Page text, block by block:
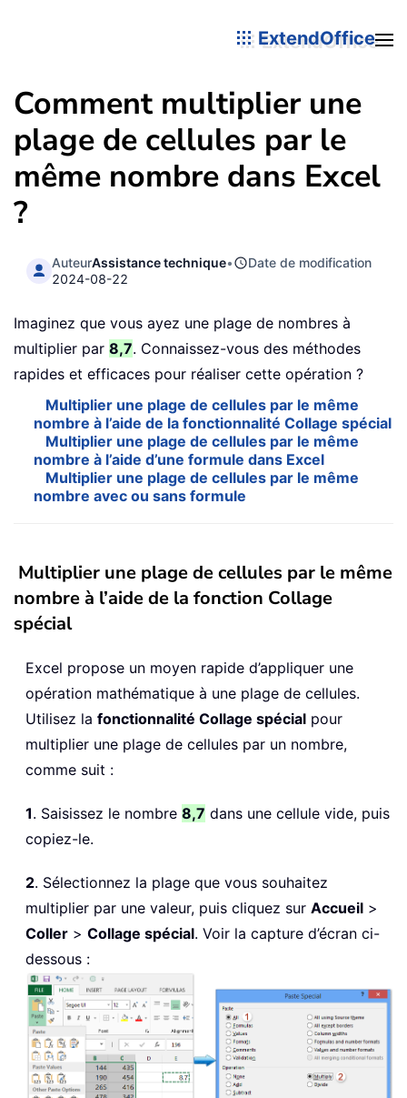
ExtendOffice
Comment multiplier une
plage de cellules par le
même nombre dans Excel
?
AuteurAssistance technique•
Date de modification
2024-08-22
Imaginez que vous ayez une plage de nombres à
multiplier par 8,7. Connaissez-vous des méthodes
rapides et efficaces pour réaliser cette opération ?
Multiplier une plage de cellules par le même
nombre à l’aide de la fonctionnalité Collage spécial
Multiplier une plage de cellules par le même
nombre à l’aide d’une formule dans Excel
Multiplier une plage de cellules par le même
nombre avec ou sans formule
Multiplier une plage de cellules par le même
nombre à l’aide de la fonction Collage
spécial
Excel propose un moyen rapide d’appliquer une
opération mathématique à une plage de cellules.
Utilisez la fonctionnalité Collage spécial pour
multiplier une plage de cellules par un nombre,
comme suit :
1. Saisissez le nombre 8,7 dans une cellule vide, puis
copiez-le.
2. Sélectionnez la plage que vous souhaitez
multiplier par une valeur, puis cliquez sur Accueil >
Coller > Collage spécial. Voir la capture d’écran ci-
dessous :